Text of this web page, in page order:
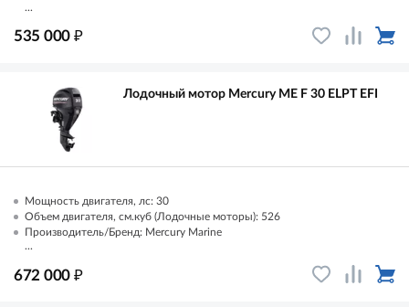
...
535 000 ₽
Лодочный мотор Mercury ME F 30 ELPT EFI
Мощность двигателя, лс: 30
Объем двигателя, см.куб (Лодочные моторы): 526
Производитель/Бренд: Mercury Marine
...
672 000 ₽